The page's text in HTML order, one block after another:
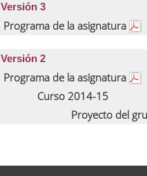
Versión 3
Programa de la asignatura
Versión 2
Programa de la asignatura
Curso 2014-15
Proyecto del